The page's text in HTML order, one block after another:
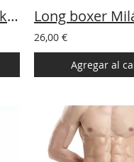
Slip o Boxer New York 3 Colores
26,00 €
Agregar al